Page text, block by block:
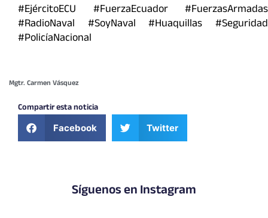
#EjércitoECU #FuerzaEcuador #FuerzasArmadas
#RadioNaval #SoyNaval #Huaquillas #Seguridad
#PolicíaNacional
Mgtr. Carmen Vásquez
Compartir esta noticia
Facebook Twitter
Síguenos en Instagram